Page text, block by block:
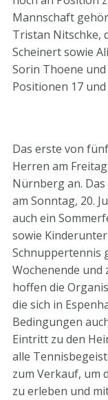
Mannschaft
Tristan Nitschke,
Scheinert sowie
Sorin Thoene
Positionen 17 und
Das erste von
Herren am
Nürnberg an.
am Sonntag, 20.
auch ein
sowie
Schnuppertennis
Wochenende und
hoffen die
die sich in
Bedingungen
Eintritt zu den
alle
zum Verkauf, um
zu erleben und